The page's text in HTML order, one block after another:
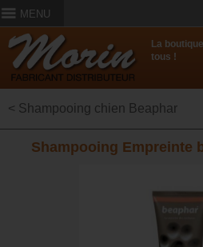
MENU
La
tous !
< Shampooing chien Beaphar
Shampooing Empreinte